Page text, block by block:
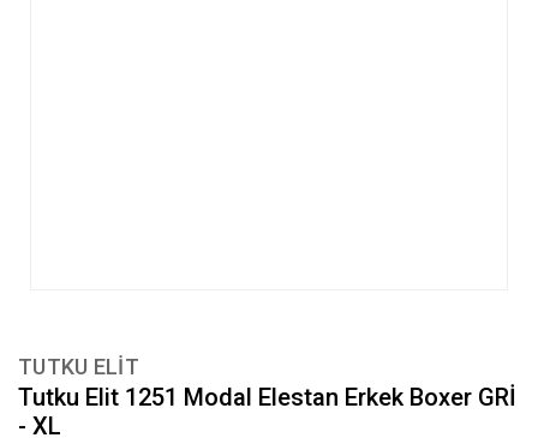
TUTKU ELIT
Tutku Elit 1251 Modal Elestan Erkek Boxer GRİ
- XL